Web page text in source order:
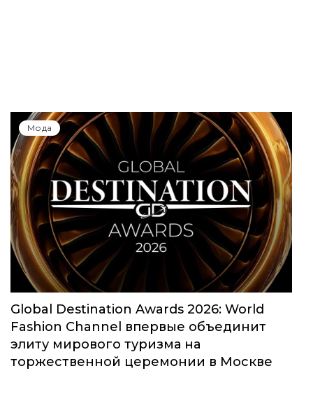
Мода
Global Destination Awards 2026: World
Fashion Channel впервые объединит
элиту мирового туризма на
торжественной церемонии в Москве